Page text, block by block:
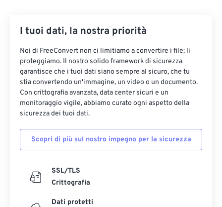
I tuoi dati, la nostra priorità
Noi di FreeConvert non ci limitiamo a convertire i file: li
proteggiamo. Il nostro solido framework di sicurezza
garantisce che i tuoi dati siano sempre al sicuro, che tu
stia convertendo un'immagine, un video o un documento.
Con crittografia avanzata, data center sicuri e un
monitoraggio vigile, abbiamo curato ogni aspetto della
sicurezza dei tuoi dati.
Scopri di più sul nostro impegno per la sicurezza
SSL/TLS
Crittografia
Dati protetti